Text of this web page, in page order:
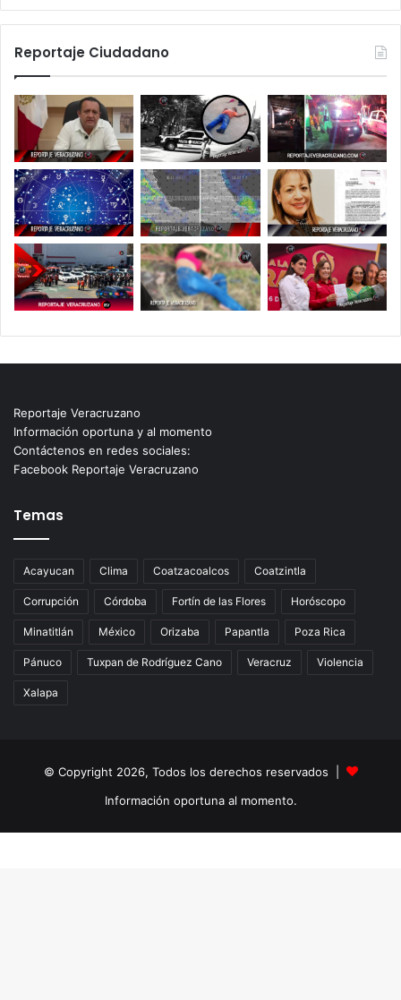
Reportaje Ciudadano
Reportaje Veracruzano
Información oportuna y al momento
Contáctenos en redes sociales:
Facebook Reportaje Veracruzano
Temas
Acayucan Clima Coatzacoalcos Coatzintla
Corrupción Córdoba Fortín de las Flores Horóscopo
Minatitlán México Orizaba Papantla Poza Rica
Pánuco Tuxpan de Rodríguez Cano Veracruz Violencia
Xalapa
© Copyright 2026, Todos los derechos reservados |
Información oportuna al momento.